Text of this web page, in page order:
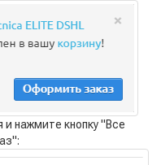
нажмите кнопку "Все